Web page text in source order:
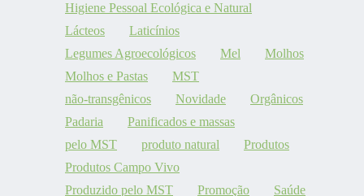
Higiene Pessoal Ecológica e Natural
Lácteos
Laticínios
Legumes Agroecológicos
Mel
Molhos
Molhos e Pastas
MST
não-transgênicos
Novidade
Orgânicos
Padaria
Panificados e massas
pelo MST
produto natural
Produtos
Produtos Campo Vivo
Produzido pelo MST
Promoção
Saúde